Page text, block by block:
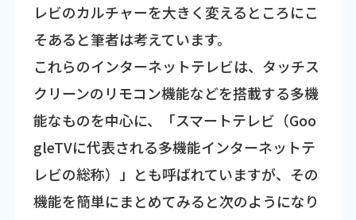
レビのカルチャーを大きく変えるところにこ
そあると筆者は考えています。
これらのインターネットテレビは、タッチス
クリーンのリモコン機能などを搭載する多機
能なものを中心に、「スマートテレビ（Goo
gleTVに代表される多機能インターネットテ
レビの総称）」とも呼ばれていますが、その
機能を簡単にまとめてみると次のようになり